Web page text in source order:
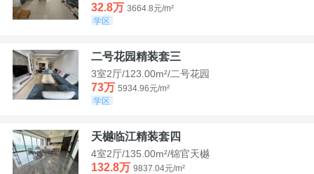
32.8万 3664.8元/m²
学区
二号花园精装套三
3室2厅/123.00m²/二号花园
73万 5934.96元/m²
学区
天樾临江精装套四
4室2厅/135.00m²/锦官天樾
132.8万 9837.04元/m²